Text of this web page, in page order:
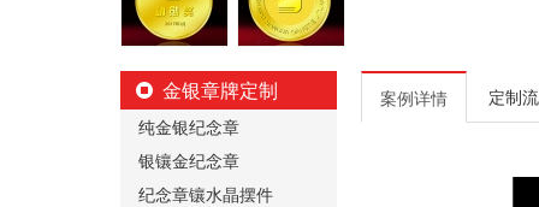
金银章牌定制
纯金银纪念章
银镶金纪念章
纪念章镶水晶摆件
案例详情 定制